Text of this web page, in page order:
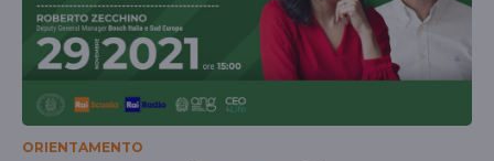
ORIENTAMENTO